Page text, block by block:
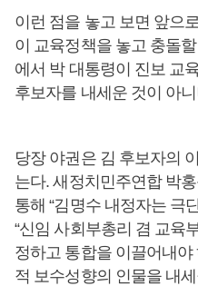
이런 점을 놓고 보면 앞으
이 교육정책을 놓고 충돌
에서 박 대통령이 진보 교
후보자를 내세운 것이 아
당장 야권은 김 후보자의
는다. 새정치민주연합 박
통해 “김명수 내정자는 극
“신임 사회부총리 겸 교육
정하고 통합을 이끌어내
적 보수성향의 인물을 내